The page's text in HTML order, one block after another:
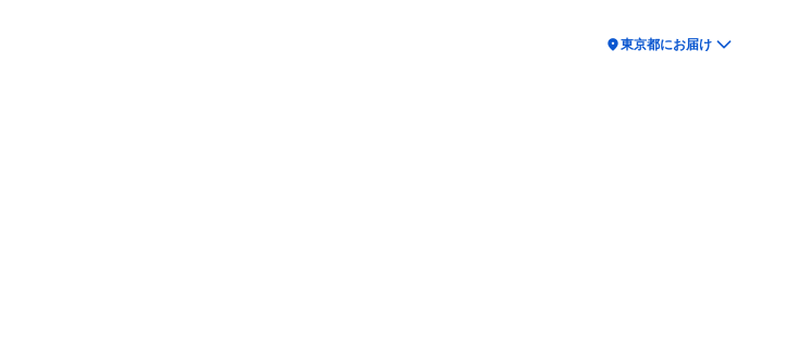
location_on東京都にお届け